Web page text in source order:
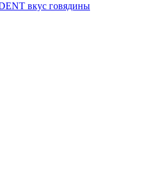
вкус говядины